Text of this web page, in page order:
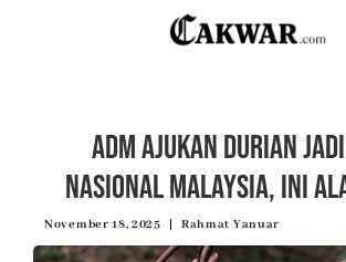
ADM Ajukan Durian
Nasional Malaysia, Ini
November 18, 2025 Rahmat Yanuar